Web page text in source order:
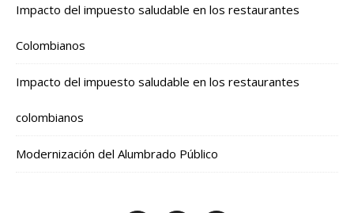
Impacto del impuesto saludable en los restaurantes
Colombianos
Impacto del impuesto saludable en los restaurantes
colombianos
Modernización del Alumbrado Público